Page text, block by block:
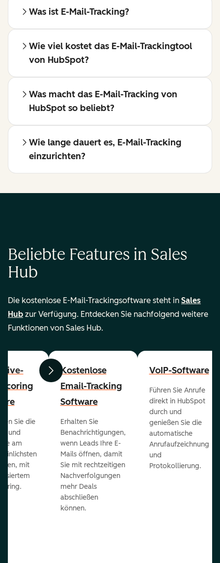
Was ist E-Mail-Tracking?
Wie viel kostet das E-Mail-Trackingtool
von HubSpot?
Was macht das E-Mail-Tracking von
HubSpot so beliebt?
Wie lange dauert es, E-Mail-Tracking
einzurichten?
Beliebte Features in Sales
Hub
Die kostenlose E-Mail-Trackingsoftware steht in Sales
Hub zur Verfügung. Entdecken Sie nachfolgend weitere
Funktionen von Sales Hub.
ZurückWeiter
Sie die
und
am
mit
Kostenlose
Email-Tracking
Software
Erhalten Sie
Benachrichtigungen,
wenn Leads Ihre E-
Mails öffnen, damit
Sie mit rechtzeitigen
Nachverfolgungen
mehr Deals
abschließen
können.
VoIP-Software
Führen Sie Anrufe
direkt in HubSpot
durch und
genießen Sie die
automatische
Anrufaufzeichnung
und
Protokollierung.